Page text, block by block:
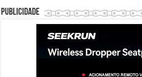
Publicidade